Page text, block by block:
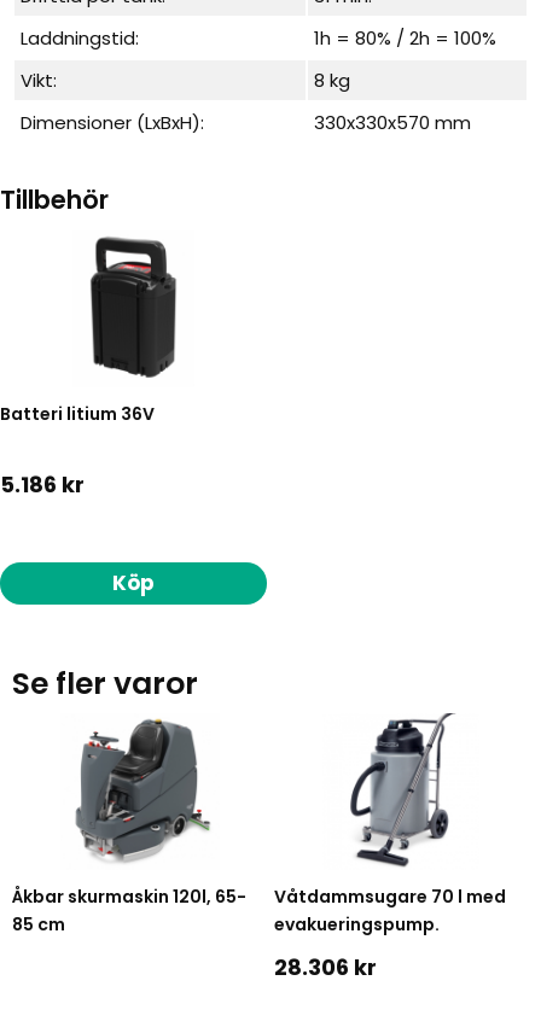
Laddningstid:
1h = 80% / 2h = 100%
Vikt:
8 kg
Dimensioner (LxBxH):
330x330x570 mm
Tillbehör
Batteri litium 36V
5.186 kr
Köp
Se fler varor
Åkbar skurmaskin 120l, 65-
85 cm
Våtdammsugare 70 l med
evakueringspump.
28.306 kr